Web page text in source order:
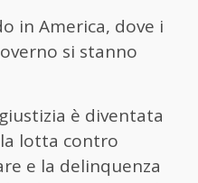
in America, dove i
si stanno
è diventata
lotta contro
e la delinquenza